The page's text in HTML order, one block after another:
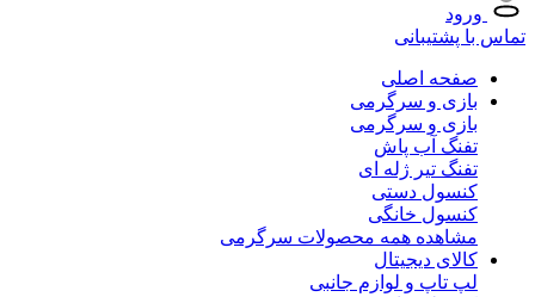
ورود
تماس با پشتیبانی
صفحه اصلی
بازی و سرگرمی
بازی و سرگرمی
تفنگ آب پاش
تفنگ تیر ژله ای
کنسول دستی
کنسول خانگی
مشاهده همه محصولات سرگرمی
کالای دیجیتال
لپ تاپ و لوازم جانبی